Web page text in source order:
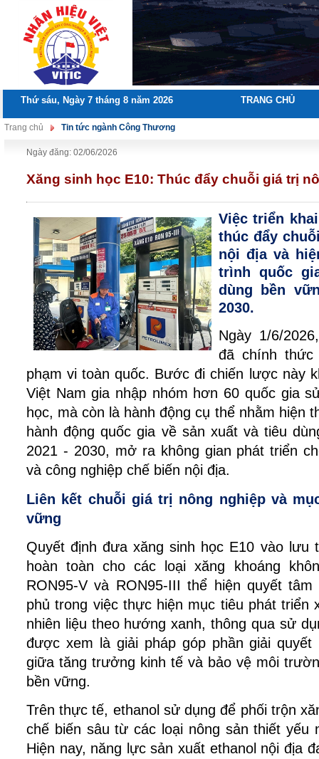
Thứ sáu, Ngày 7 tháng 8 năm 2026 TRANG CHỦ
Trang chủ Tin tức ngành Công Thương
Ngày đăng: 02/06/2026
Xăng sinh học E10: Thúc đẩy chuỗi giá trị
Việc triển
thúc đẩy
nội địa và
trình quốc
dùng bền
2030.
Ngày 1/6/
đã chính
phạm vi toàn quốc. Bước đi chiến lược này
Việt Nam gia nhập nhóm hơn 60 quốc gia
học, mà còn là hành động cụ thể nhằm hiện
hành động quốc gia về sản xuất và tiêu
2021 - 2030, mở ra không gian phát triển
và công nghiệp chế biến nội địa.
Liên kết chuỗi giá trị nông nghiệp và
vững
Quyết định đưa xăng sinh học E10 vào lưu
hoàn toàn cho các loại xăng khoáng
RON95-V và RON95-III thể hiện quyết
phủ trong việc thực hiện mục tiêu phát triển
nhiên liệu theo hướng xanh, thông qua sử
được xem là giải pháp góp phần giải quyết
giữa tăng trưởng kinh tế và bảo vệ môi
bền vững.
Trên thực tế, ethanol sử dụng để phối trộn
chế biến sâu từ các loại nông sản thiết yếu
Hiện nay, năng lực sản xuất ethanol nội địa